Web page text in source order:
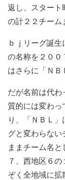
返し、スタート
の計２２チーム
ｂｊリーグ誕
の名称を２００
はさらに「ＮＢ
だが名前は代
質的には変わっ
り、「ＮＢＬ
グと変わらな
ままチーム名
７、西地区６
ぞく全地域に拡